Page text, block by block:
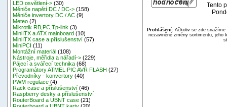
LED osvětlení-> (30)
Měniče napětí DC / DC-> (158)
Měniče invertory DC / AC (9)
Meteo (2)
Mikrotik RB,PC,Tp-link (3)
MiniITX a ATX mainboard (10)
MiniITX case a příslušenství (57)
MiniPCI (11)
Montážní materiál (108)
Nástroje, měřidla a nářadí-> (229)
Pájecí a svářecí technika (68)
Programátory ATMEL PIC AVR FLASH (27)
Převodníky - konvertory (40)
PWM regulace (4)
Rack case a příslušenství (46)
Raspberry desky a příslušenství
RouterBoard a UBNT case (21)
Tento
Prohlášení:Ačkoliv se zde snažíme
nezaviněné změny sortimentu, jeho